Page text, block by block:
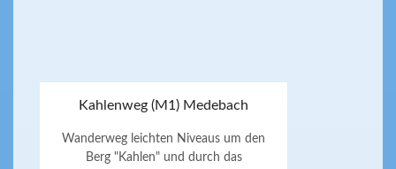
Kahlenweg (M1) Medebach
Wanderweg leichten Niveaus um den
Berg "Kahlen" und durch das